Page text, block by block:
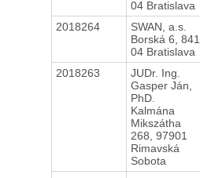
04 Bratislava
2018264
SWAN, a.s.
Borská 6, 841
04 Bratislava
2018263
JUDr. Ing.
Gasper Ján,
PhD.
Kalmána
Mikszátha
268, 97901
Rimavská
Sobota